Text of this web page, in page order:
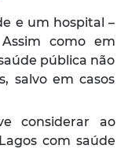
e um hospital –
como em
pública não
salvo em casos
considerar ao
com saúde